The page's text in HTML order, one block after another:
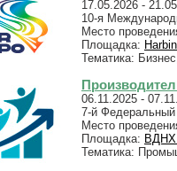
17.05.2026 -
10-я
Место
Площадка:
Тематика:
06.11.2025 -
7-й
Место
Площадка: ВДНХ
Тематика: